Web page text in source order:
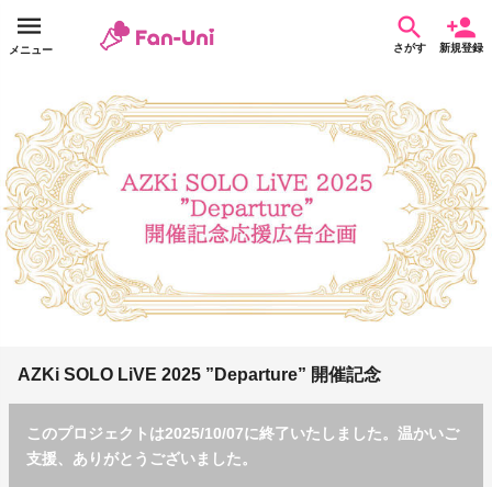
メニュー さがす 新規登録
AZKi SOLO LiVE 2025 ”Departure” 開催記念
このプロジェクトは2025/10/07に終了いたしました。温かいご
支援、ありがとうございました。